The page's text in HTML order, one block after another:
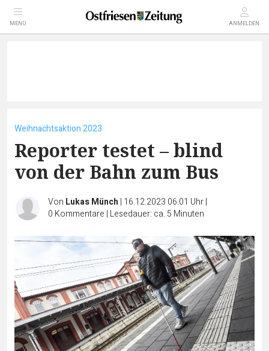
MENÜ ANMELDEN
Weihnachtsaktion 2023
Reporter testet – blind
von der Bahn zum Bus
Von Lukas Münch | 16.12.2023 06:01 Uhr|
0 Kommentare | Lesedauer: ca. 5 Minuten